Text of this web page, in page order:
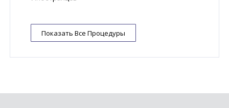
Показать Все Процедуры